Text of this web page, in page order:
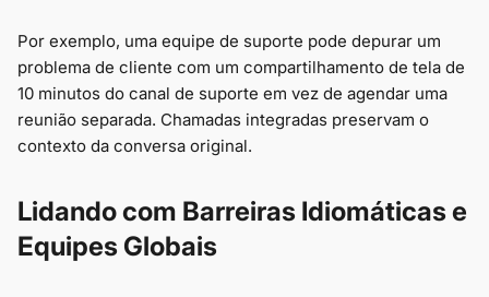
Por exemplo, uma equipe de suporte pode depurar um
problema de cliente com um compartilhamento de tela de
10 minutos do canal de suporte em vez de agendar uma
reunião separada. Chamadas integradas preservam o
contexto da conversa original.
Lidando com Barreiras Idiomáticas e
Equipes Globais